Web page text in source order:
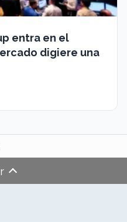
entra en el
digiere una